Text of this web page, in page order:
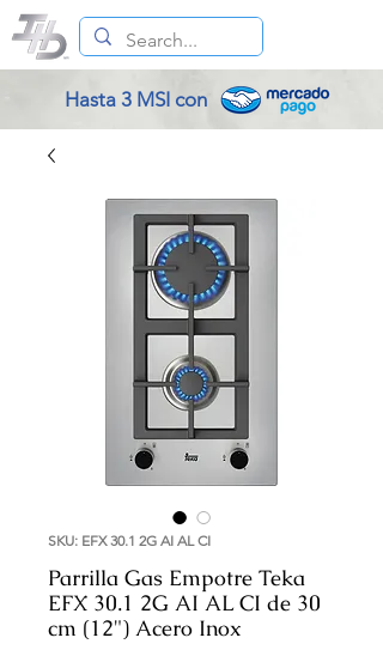
Hasta 3 MSI con
SKU: EFX 30.1 2G AI AL CI
Parrilla Gas Empotre Teka
EFX 30.1 2G AI AL CI de 30
cm (12") Acero Inox